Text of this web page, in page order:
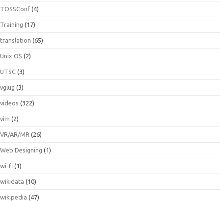
TOSSConf (4)
Training (17)
translation (65)
Unix OS (2)
UTSC (3)
vglug (3)
videos (322)
vim (2)
VR/AR/MR (26)
Web Designing (1)
wi-fi (1)
wikidata (10)
wikipedia (47)